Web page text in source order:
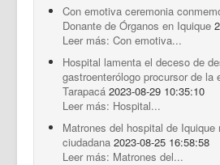
Con emotiva ceremonia
Donante de Órganos en Iquique
Leer más: Con emotiva...
Hospital lamenta el deceso de
gastroenterólogo procursor de la
Tarapacá 2023-08-29 10:35:10
Leer más: Hospital...
Matrones del hospital de Iquique
ciudadana 2023-08-25 16:58:58
Leer más: Matrones del...